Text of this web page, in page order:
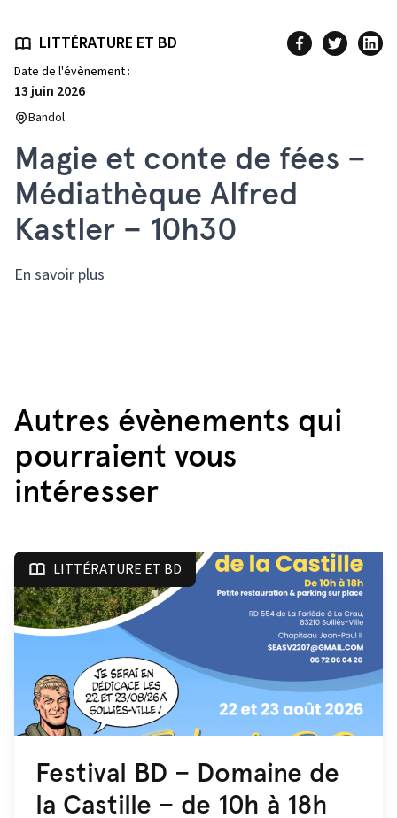
LITTÉRATURE ET BD
Date de l'évènement :
13 juin 2026
Bandol
Magie et conte de fées –
Médiathèque Alfred
Kastler – 10h30
En savoir plus
Autres évènements qui
pourraient vous
intéresser
LITTÉRATURE ET BD
Festival BD – Domaine de
la Castille – de 10h à 18h